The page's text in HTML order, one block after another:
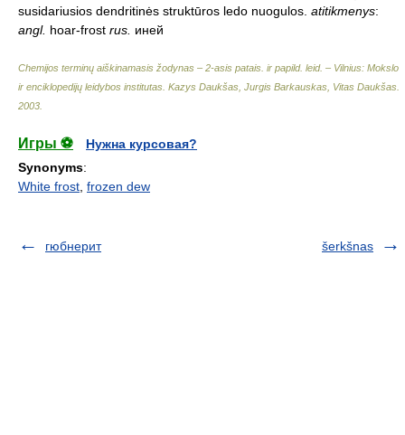
susidariusios dendritinės struktūros ledo nuogulos. atitikmenys:
angl. hoar-frost rus. иней
Chemijos terminų aiškinamasis žodynas – 2-asis patais. ir papild. leid. – Vilnius: Mokslo
ir enciklopedijų leidybos institutas Kazys Daukšas, Jurgis Barkauskas, Vitas Daukšas
2003
Игры ⚽
Нужна курсовая?
Synonyms:
White frost frozen dew
гюбнерит šerkšnas